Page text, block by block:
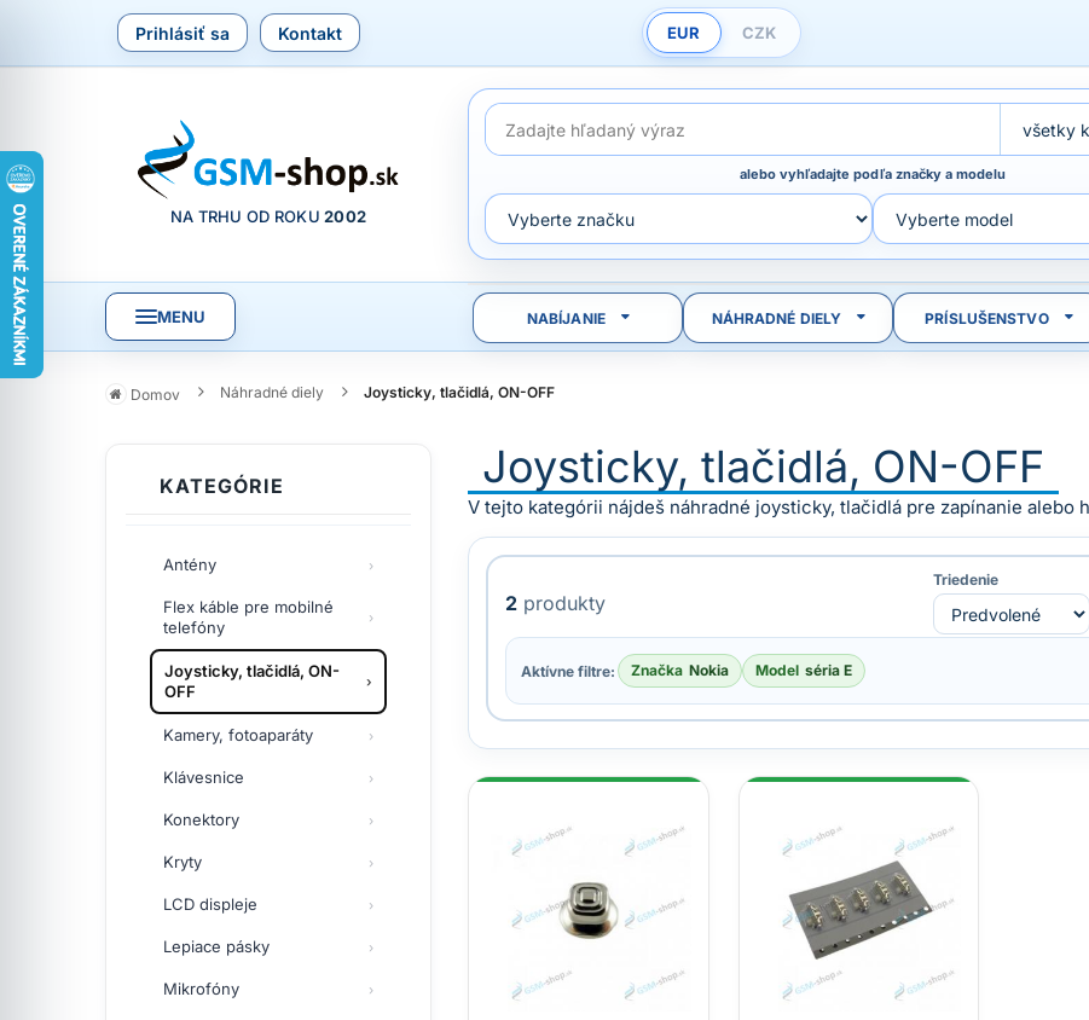
Prihlásiť sa Kontakt EUR CZK
NA TRHU OD ROKU2002
alebo vyhľadajte podľa značky a modelu
MENU NABÍJANIE NÁHRADNÉ DIELY PRÍSLUŠENSTVO
Domov Náhradné diely Joysticky, tlačidlá, ON-OFF
KATEGÓRIE
Antény
Flex káble pre mobilné
telefóny
Joysticky, tlačidlá, ON-
OFF
Kamery, fotoaparáty
Klávesnice
Konektory
Kryty
LCD displeje
Lepiace pásky
Mikrofóny
Joysticky, tlačidlá, ON-OFF
V tejto kategórii nájdeš náhradné joysticky, tlačidlá pre zapínanie alebo
2 produkty
Triedenie
Aktívne filtre: Značka Nokia Model séria E